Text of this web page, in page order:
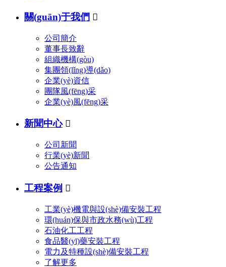
關(guān)于我們 
公司簡介
董事長致辭
組織機構(gòu)
集團領(lǐng)導(dǎo)
企業(yè)資信
團隊風(fēng)采
企業(yè)風(fēng)采
新聞中心 
公司新聞
行業(yè)新聞
公告通知
工程案例 
工業(yè)機電與設(shè)備安裝工程
環(huán)保與市政水務(wù)工程
石油化工工程
食品醫(yī)藥安裝工程
電力及特種設(shè)備安裝工程
了解更多